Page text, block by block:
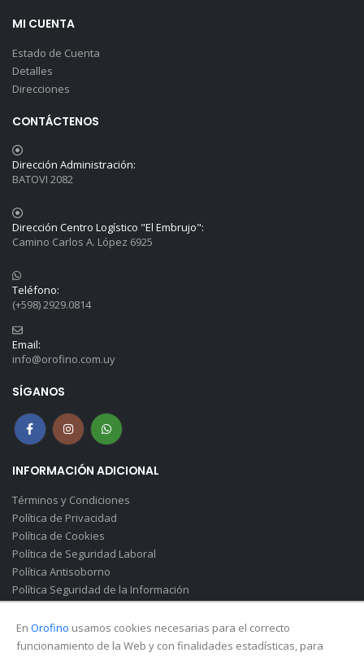
MI CUENTA
Estado de Cuenta
Detalles
Direcciones
CONTÁCTENOS
Dirección Administración:
BATOVI 2082
Dirección Centro Logístico "El Embrujo":
Camino Carlos A. López 6925
Teléfono:
(+598) 2929.0814
Email:
info@orofino.com.uy
SÍGANOS
INFORMACIÓN ADICIONAL
Términos y Condiciones
Política de Privacidad
Política de Cookies
Política de Seguridad Laboral
Política Antisoborno
Política Seguridad de la Información
Canal de Denuncias(Soborno)
En Orofino usamos cookies necesarias para el correcto
funcionamiento de la Web y con finalidades estadísticas, para